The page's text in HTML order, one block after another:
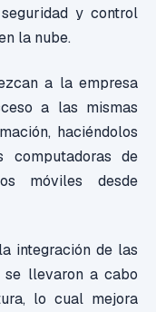
y control
la nube.
a la empresa
a las mismas
haciéndolos
computadoras de
móviles desde
integración de las
llevaron a cabo
lo cual mejora